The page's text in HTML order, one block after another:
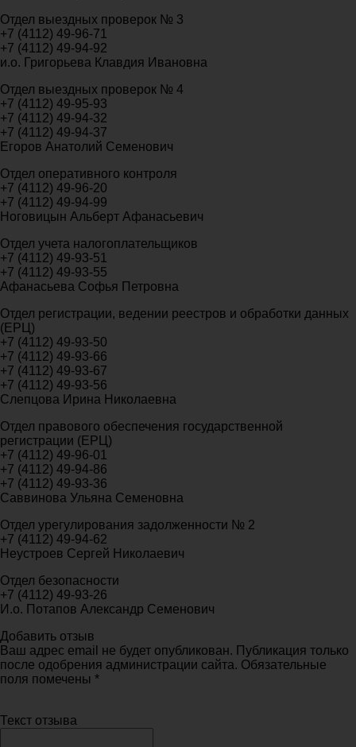
Отдел выездных проверок № 3
+7 (4112) 49-96-71
+7 (4112) 49-94-92
и.о. Григорьева Клавдия Ивановна
Отдел выездных проверок № 4
+7 (4112) 49-95-93
+7 (4112) 49-94-32
+7 (4112) 49-94-37
Егоров Анатолий Семенович
Отдел оперативного контроля
+7 (4112) 49-96-20
+7 (4112) 49-94-99
Ноговицын Альберт Афанасьевич
Отдел учета налогоплательщиков
+7 (4112) 49-93-51
+7 (4112) 49-93-55
Афанасьева Софья Петровна
Отдел регистрации, ведении реестров и обработки данных
(ЕРЦ)
+7 (4112) 49-93-50
+7 (4112) 49-93-66
+7 (4112) 49-93-67
+7 (4112) 49-93-56
Слепцова Ирина Николаевна
Отдел правового обеспечения государственной
регистрации (ЕРЦ)
+7 (4112) 49-96-01
+7 (4112) 49-94-86
+7 (4112) 49-93-36
Саввинова Ульяна Семеновна
Отдел урегулирования задолженности № 2
+7 (4112) 49-94-62
Неустроев Сергей Николаевич
Отдел безопасности
+7 (4112) 49-93-26
И.о. Потапов Александр Семенович
Добавить отзыв
Ваш адрес email не будет опубликован. Публикация только
после одобрения администрации сайта. Обязательные
поля помечены *
Текст отзыва